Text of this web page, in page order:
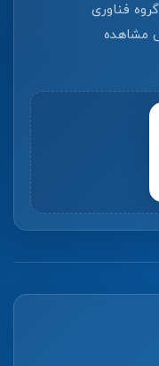
فناوری
مشاهده